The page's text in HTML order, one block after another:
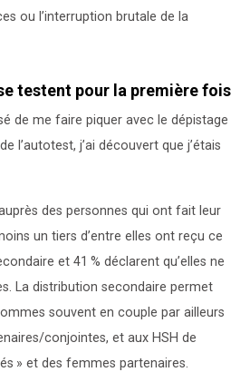
ou l’interruption brutale de la
testent pour la première fois
de me faire piquer avec le dépistage
l’autotest, j’ai découvert que j’étais
des personnes qui ont fait leur
un tiers d’entre elles ont reçu ce
et 41 % déclarent qu’elles ne
La distribution secondaire permet
souvent en couple par ailleurs
conjointes, et aux HSH de
» et des femmes partenaires.